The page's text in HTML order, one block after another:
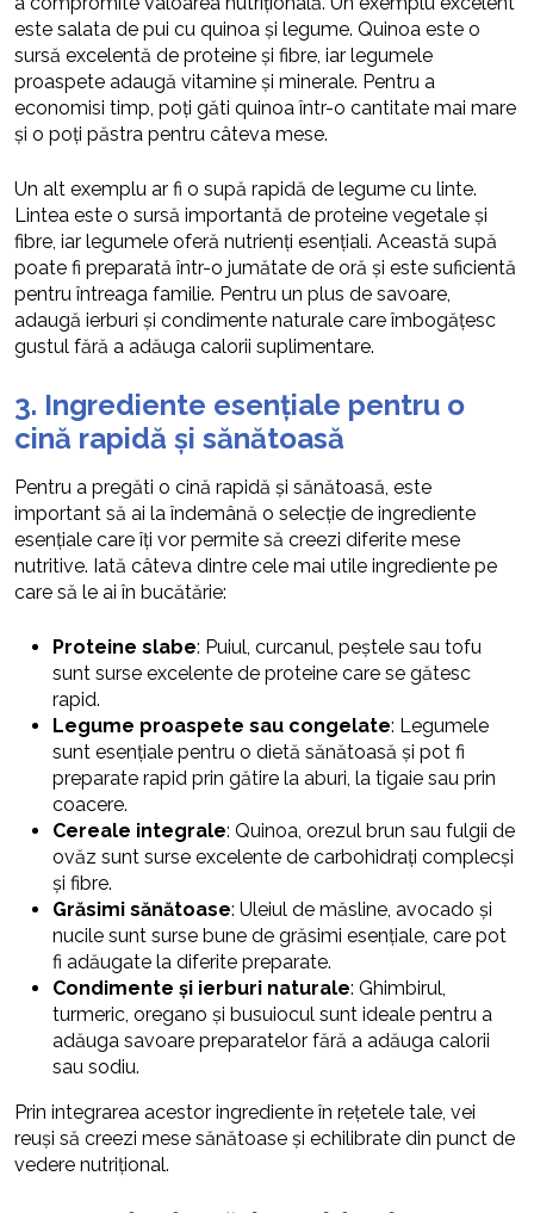
este salata de pui cu quinoa și legume. Quinoa este o
sursă excelentă de proteine și fibre, iar legumele
proaspete adaugă vitamine și minerale. Pentru a
economisi timp, poți găti quinoa într-o cantitate mai mare
și o poți păstra pentru câteva mese.
Un alt exemplu ar fi o supă rapidă de legume cu linte.
Lintea este o sursă importantă de proteine vegetale și
fibre, iar legumele oferă nutrienți esențiali. Această supă
poate fi preparată într-o jumătate de oră și este suficientă
pentru întreaga familie. Pentru un plus de savoare,
adaugă ierburi și condimente naturale care îmbogățesc
gustul fără a adăuga calorii suplimentare.
3. Ingrediente esențiale pentru o
cină rapidă și sănătoasă
Pentru a pregăti o cină rapidă și sănătoasă, este
important să ai la îndemână o selecție de ingrediente
esențiale care îți vor permite să creezi diferite mese
nutritive. Iată câteva dintre cele mai utile ingrediente pe
care să le ai în bucătărie:
Proteine slabe: Puiul, curcanul, peștele sau tofu
sunt surse excelente de proteine care se gătesc
rapid.
Legume proaspete sau congelate: Legumele
sunt esențiale pentru o dietă sănătoasă și pot fi
preparate rapid prin gătire la aburi, la tigaie sau prin
coacere.
Cereale integrale: Quinoa, orezul brun sau fulgii de
ovăz sunt surse excelente de carbohidrați complecși
și fibre.
Grăsimi sănătoase: Uleiul de măsline, avocado și
nucile sunt surse bune de grăsimi esențiale, care pot
fi adăugate la diferite preparate.
Condimente și ierburi naturale: Ghimbirul,
turmeric, oregano și busuiocul sunt ideale pentru a
adăuga savoare preparatelor fără a adăuga calorii
sau sodiu.
Prin integrarea acestor ingrediente în rețetele tale, vei
reuși să creezi mese sănătoase și echilibrate din punct de
vedere nutrițional.